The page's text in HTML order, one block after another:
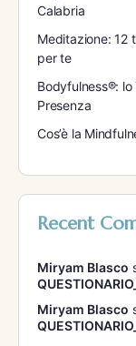
Calabria
Meditazione: 12
per te
Bodyfulness®:
Presenza
Cos’è la
Recent
Miryam Blasco
Miryam Blasco